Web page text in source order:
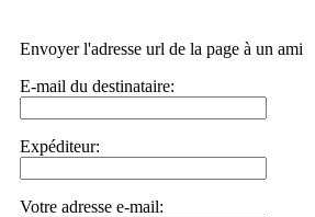
Envoyer l'adresse url de la page à un ami
E-mail du destinataire:
Expéditeur:
Votre adresse e-mail: